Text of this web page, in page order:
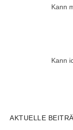
Kann
Kann
AKTUELLE